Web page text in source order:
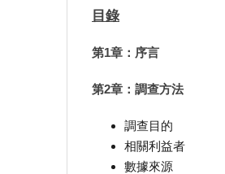
目錄
第1章：序言
第2章：調查方法
調查目的
相關利益者
數據來源